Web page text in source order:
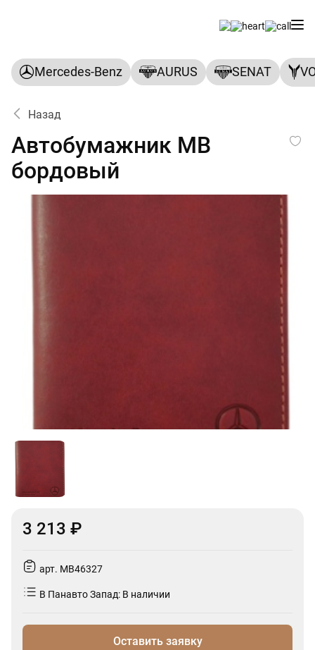
Mercedes-Benz AURUS SENAT
Назад
Автобумажник MB
Автобумажник MB
бордовый
3 213 ₽
арт. MB46327
В Панавто Запад: В наличии
Оставить заявку